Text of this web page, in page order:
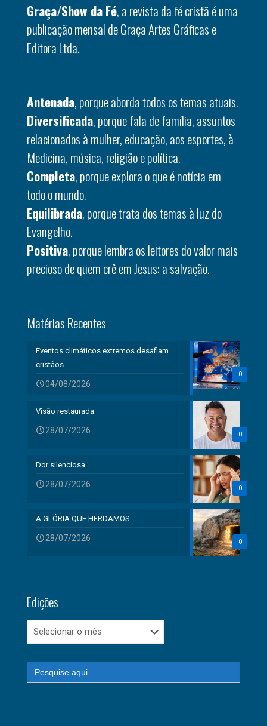
Graça/Show da Fé, a revista da fé cristã é uma
publicação mensal de Graça Artes Gráficas e
Editora Ltda.
Antenada, porque aborda todos os temas atuais.
Diversificada, porque fala de família, assuntos
relacionados à mulher, educação, aos esportes, à
Medicina, música, religião e política.
Completa, porque explora o que é notícia em
todo o mundo.
Equilibrada, porque trata dos temas à luz do
Evangelho.
Positiva, porque lembra os leitores do valor mais
precioso de quem crê em Jesus: a salvação.
Matérias Recentes
0
Eventos climáticos extremos desafiam
cristãos
04/08/2026
0
Visão restaurada
28/07/2026
0
Dor silenciosa
28/07/2026
0
A GLÓRIA QUE HERDAMOS
28/07/2026
Edições
Edições
Search
for: